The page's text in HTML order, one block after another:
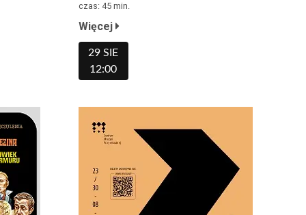
czas: 45 min.
Więcej
29 SIE
12:00